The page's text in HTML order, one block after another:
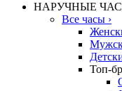
НАРУЧНЫЕ
Все часы ›
Топ-